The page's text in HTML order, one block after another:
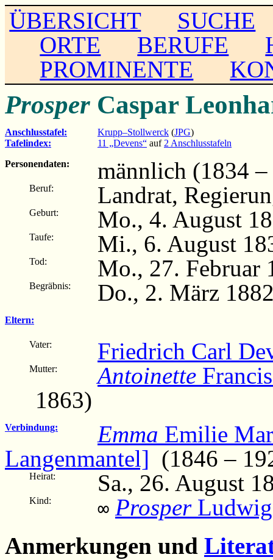
ÜBERSICHT
SUCHE
ORTE
BERUFE
PROMINENTE
Prosper Caspar
Anschlusstafel: Krupp–Stollwerck (JPG)
Tafelindex:
11 „Devens“ auf 2 Anschlusstafeln
Personendaten:
männlich (1834
Beruf: Landrat,
Geburt: Mo., 4. August
Taufe: Mi., 6. August
Tod: Mo., 27. Februar
Begräbnis: Do., 2. März
Eltern:
Vater: Friedrich Carl
Mutter: Antoinette
1863)
Verbindung: Emma Emilie
Langenmantel] (1846 –
Heirat: Sa., 26. August
Kind: ∞ ProsperLudwig
Anmerkungen und